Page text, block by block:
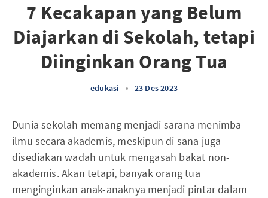
7 Kecakapan yang Belum
Diajarkan di Sekolah, tetapi
Diinginkan Orang Tua
edukasi • 23 Des 2023
Dunia sekolah memang menjadi sarana menimba
ilmu secara akademis, meskipun di sana juga
disediakan wadah untuk mengasah bakat non-
akademis. Akan tetapi, banyak orang tua
menginginkan anak-anaknya menjadi pintar dalam